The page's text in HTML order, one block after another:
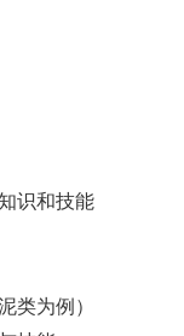
识和技能
类为例）